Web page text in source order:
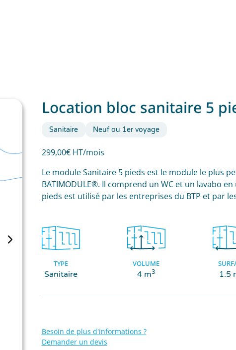
Location bloc sanitaire 5
Sanitaire Neuf ou 1er voyage
299,00€ HT/mois
Le module Sanitaire 5 pieds est le module le plus
BATIMODULE®. Il comprend un WC et un lavabo en
pieds est utilisé par les entreprises du BTP et par
TYPE
Sanitaire
VOLUME
4 m3 1.5
Besoin de plus d'informations ?
Demander un devis